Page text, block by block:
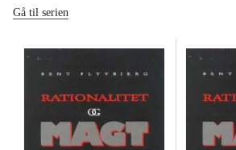
Gå til serien